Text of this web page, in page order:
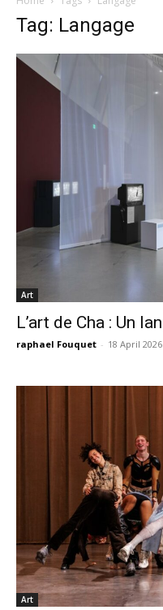
Tag: Langage
Art
L’art de Cha : Un
raphael Fouquet - 18 April 2026
Art